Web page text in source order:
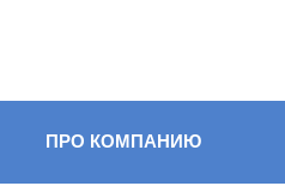
ПРО КОМПАНИЮ